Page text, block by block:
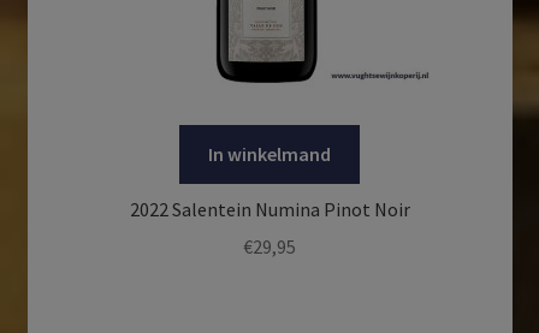
In winkelmand
2022 Salentein Numina Pinot Noir
€29,95